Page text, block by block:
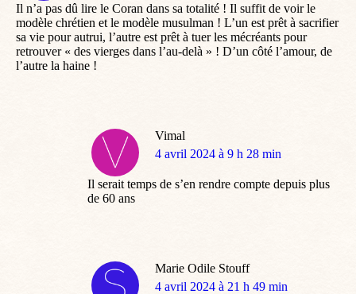
Il n’a pas dû lire le Coran dans sa totalité ! Il suffit de voir le
modèle chrétien et le modèle musulman ! L’un est prêt à sacrifier
sa vie pour autrui, l’autre est prêt à tuer les mécréants pour
retrouver « des vierges dans l’au-delà » ! D’un côté l’amour, de
l’autre la haine !
Vimal
dit
4 avril 2024 à 9 h 28 min
Il serait temps de s’en rendre compte depuis plus
de 60 ans
Marie Odile Stouff
dit
4 avril 2024 à 21 h 49 min